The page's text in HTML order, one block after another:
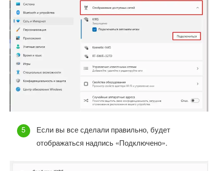
Если вы все сделали правильно, будет
отображаться надпись «Подключено».